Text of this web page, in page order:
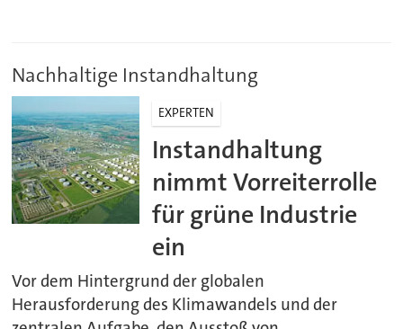
Nachhaltige Instandhaltung
EXPERTEN
Instandhaltung
nimmt Vorreiterrolle
für grüne Industrie
ein
Vor dem Hintergrund der globalen
Herausforderung des Klimawandels und der